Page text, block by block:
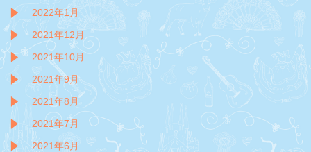
2022年1月
2021年12月
2021年10月
2021年9月
2021年8月
2021年7月
2021年6月